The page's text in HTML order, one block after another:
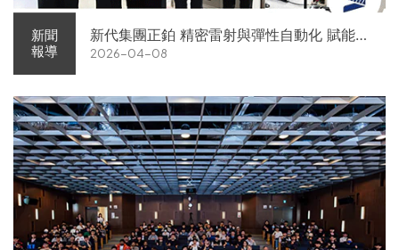
新聞
報導
新代集團正鉑 精密雷射與彈性自動化 賦能智
慧智造解方電子展亮相
2026-04-08